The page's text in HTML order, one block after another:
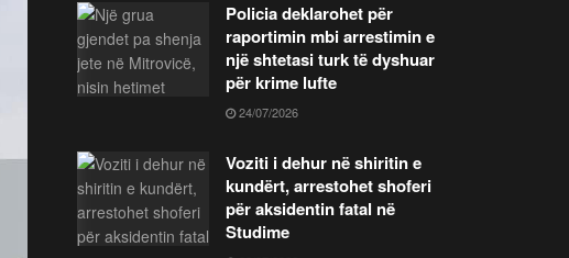
Policia deklarohet për
raportimin mbi arrestimin e
një shtetasi turk të dyshuar
për krime lufte
24/07/2026
Voziti i dehur në shiritin e
kundërt, arrestohet shoferi
për aksidentin fatal në
Studime